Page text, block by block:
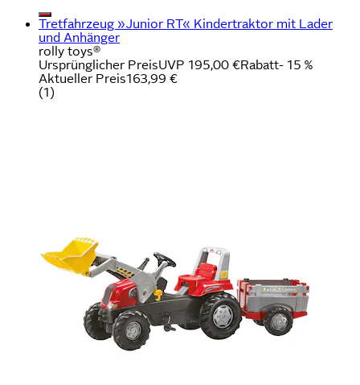
Tretfahrzeug »Junior RT« Kindertraktor mit Lader
und Anhänger
rolly toys®
Ursprünglicher PreisUVP 195,00 €Rabatt- 15 %
Aktueller Preis163,99 €
(1)